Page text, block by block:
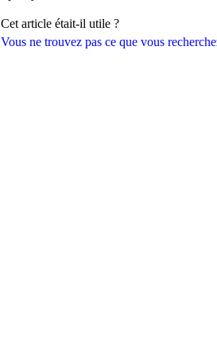
Vous ne trouvez pas ce que vous
Cet article était-il utile ?